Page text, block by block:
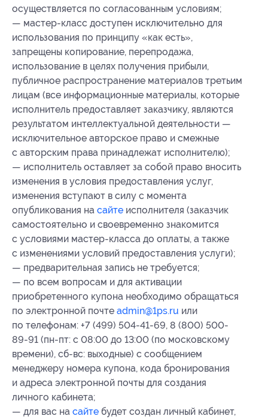
осуществляется по согласованным условиям;
— мастер-класс доступен исключительно для
использования по принципу «как есть»,
запрещены копирование, перепродажа,
использование в целях получения прибыли,
публичное распространение материалов третьим
лицам (все информационные материалы, которые
исполнитель предоставляет заказчику, являются
результатом интеллектуальной деятельности —
исключительное авторское право и смежные
с авторским права принадлежат исполнителю);
— исполнитель оставляет за собой право вносить
изменения в условия предоставления услуг,
изменения вступают в силу с момента
опубликования на сайте исполнителя (заказчик
самостоятельно и своевременно знакомится
с условиями мастер-класса до оплаты, а также
с изменениями условий предоставления услуги);
— предварительная запись не требуется;
— по всем вопросам и для активации
приобретенного купона необходимо обращаться
по электронной почте admin@1ps.ru или
по телефонам: +7 (499) 504-41-69, 8 (800) 500-
89-91 (пн-пт: с 08:00 до 13:00 (по московскому
времени), сб-вс: выходные) с сообщением
менеджеру номера купона, кода бронирования
и адреса электронной почты для создания
личного кабинета;
— для вас на сайте будет создан личный кабинет,